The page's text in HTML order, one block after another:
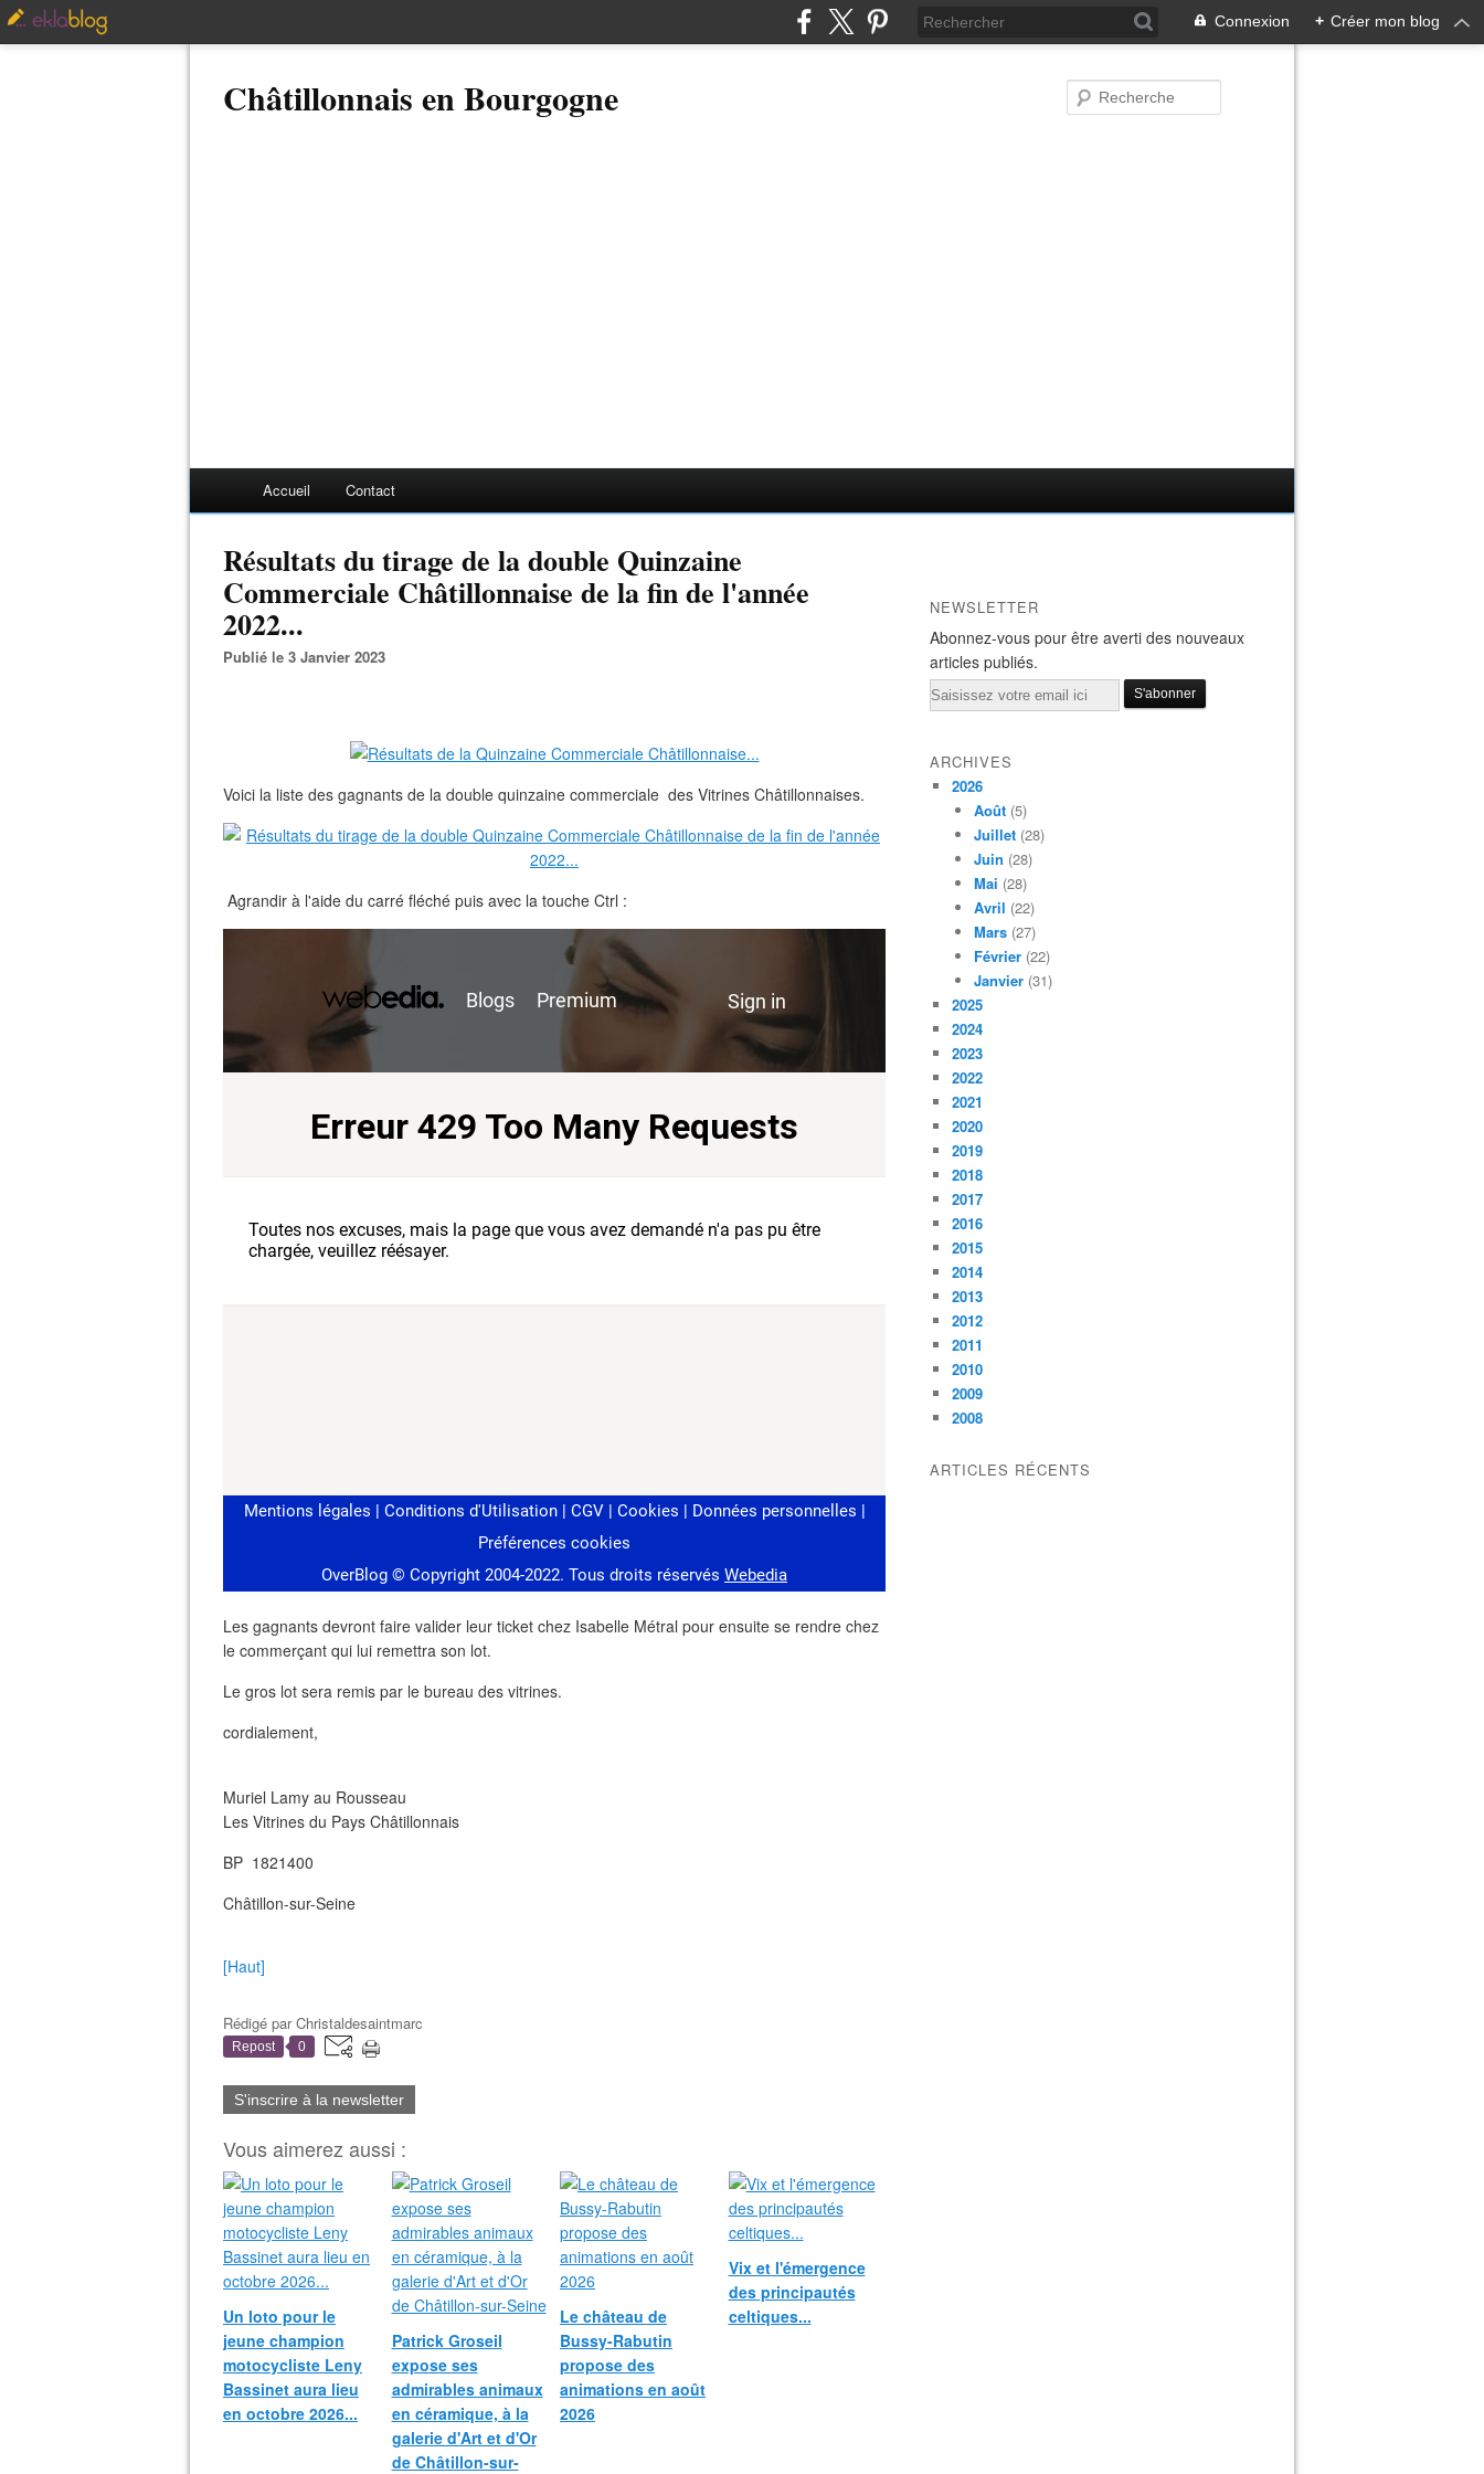
Connexion + Créer mon blog
Châtillonnais en Bourgogne
Accueil Contact
Résultats du tirage de la double Quinzaine
Commerciale Châtillonnaise de la fin de l'année
2022...
Publié le 3 Janvier 2023
Voici la liste des gagnants de la double quinzaine commerciale des Vitrines Châtillonnaises.
Agrandir à l'aide du carré fléché puis avec la touche Ctrl :
Les gagnants devront faire valider leur ticket chez Isabelle Métral pour ensuite se rendre chez
le commerçant qui lui remettra son lot.
Le gros lot sera remis par le bureau des vitrines.
cordialement,
Muriel Lamy au Rousseau
Les Vitrines du Pays Châtillonnais
BP 1821400
Châtillon-sur-Seine
[Haut]
Rédigé parChristaldesaintmarc
Repost 0
S'inscrire à la newsletter
Vous aimerez aussi :
Un loto pour le
jeune champion
motocycliste Leny
Bassinet aura lieu
en octobre 2026...
Patrick Groseil
expose ses
admirables animaux
en céramique, à la
galerie d'Art et d'Or
de Châtillon-sur-
Le château de
Bussy-Rabutin
propose des
animations en août
2026
Vix et l'émergence
des principautés
celtiques...
NEWSLETTER
Abonnez-vous pour être averti des nouveaux
articles publiés.
Email
ARCHIVES
2026
Août (5)
Juillet (28)
Juin (28)
Mai (28)
Avril (22)
Mars (27)
Février (22)
Janvier (31)
2025
2024
2023
2022
2021
2020
2019
2018
2017
2016
2015
2014
2013
2012
2011
2010
2009
2008
ARTICLES RÉCENTS